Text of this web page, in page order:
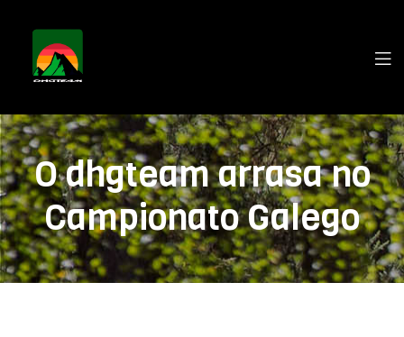
O dhgteam arrasa no
Campionato Galego